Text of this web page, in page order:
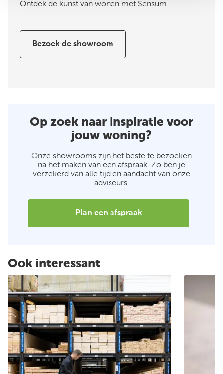
Ontdek de kunst van wonen met Sensum.
Bezoek de showroom
Op zoek naar inspiratie voor
jouw woning?
Onze showrooms zijn het beste te bezoeken
na het maken van een afspraak. Zo ben je
verzekerd van alle tijd en aandacht van onze
adviseurs.
Plan een afspraak
Ook interessant